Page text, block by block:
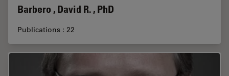
Barbero , David R. , PhD
Publications : 22